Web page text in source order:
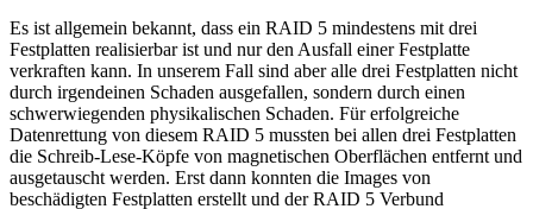
Es ist allgemein bekannt, dass ein RAID 5 mindestens mit drei
Festplatten realisierbar ist und nur den Ausfall einer Festplatte
verkraften kann. In unserem Fall sind aber alle drei Festplatten nicht
durch irgendeinen Schaden ausgefallen, sondern durch einen
schwerwiegenden physikalischen Schaden. Für erfolgreiche
Datenrettung von diesem RAID 5 mussten bei allen drei Festplatten
die Schreib-Lese-Köpfe von magnetischen Oberflächen entfernt und
ausgetauscht werden. Erst dann konnten die Images von
beschädigten Festplatten erstellt und der RAID 5 Verbund